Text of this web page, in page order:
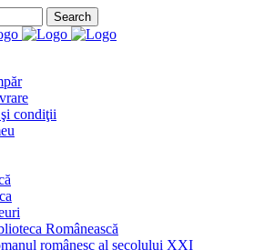
condiţii
Românească
românesc al secolului XXI